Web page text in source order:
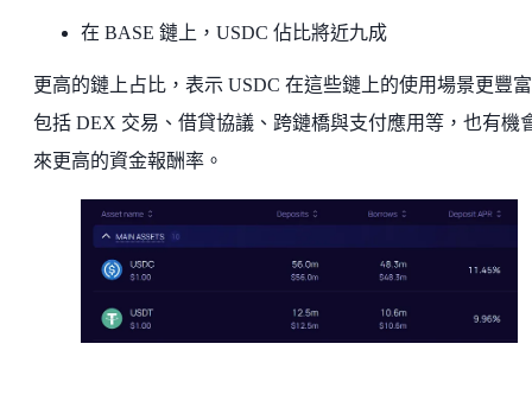
在 BASE 鏈上，USDC 佔比將近九成
更高的鏈上占比，表示 USDC 在這些鏈上的使用場景更豐
包括 DEX 交易、借貸協議、跨鏈橋與支付應用等，也有機
來更高的資金報酬率。